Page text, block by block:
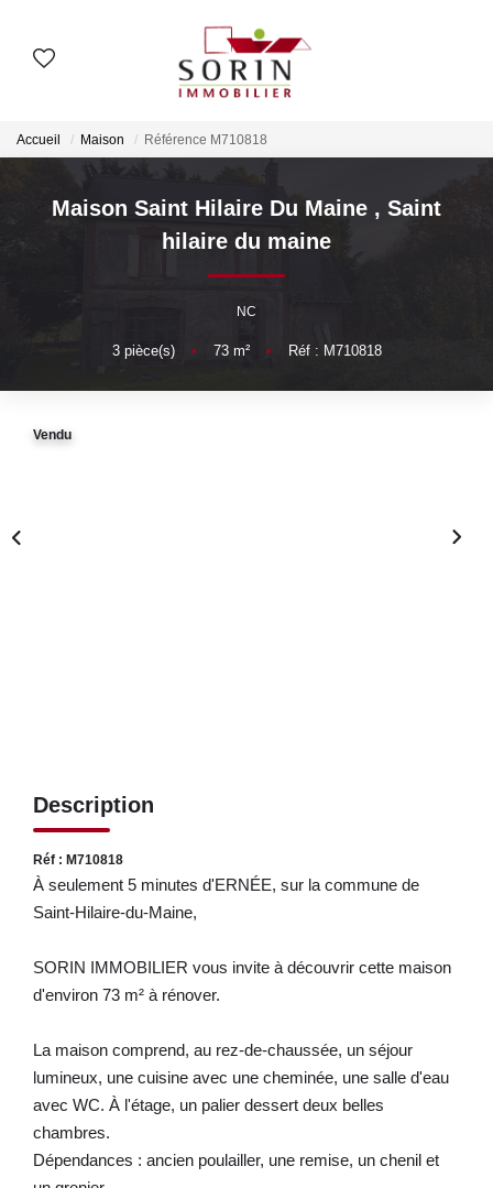
Nos Agences
Notre Histoire
ESTIMER
Accueil Maison Référence M710818
Maison Saint Hilaire Du Maine , Saint
hilaire du maine
NC
3pièce(s) • 73m² • Réf : M710818
Vendu
Description
Réf : M710818
À seulement 5 minutes d'ERNÉE, sur la commune de
Saint-Hilaire-du-Maine,
SORIN IMMOBILIER vous invite à découvrir cette maison
d'environ 73 m² à rénover.
La maison comprend, au rez-de-chaussée, un séjour
lumineux, une cuisine avec une cheminée, une salle d'eau
avec WC. À l'étage, un palier dessert deux belles
chambres.
Dépendances : ancien poulailler, une remise, un chenil et